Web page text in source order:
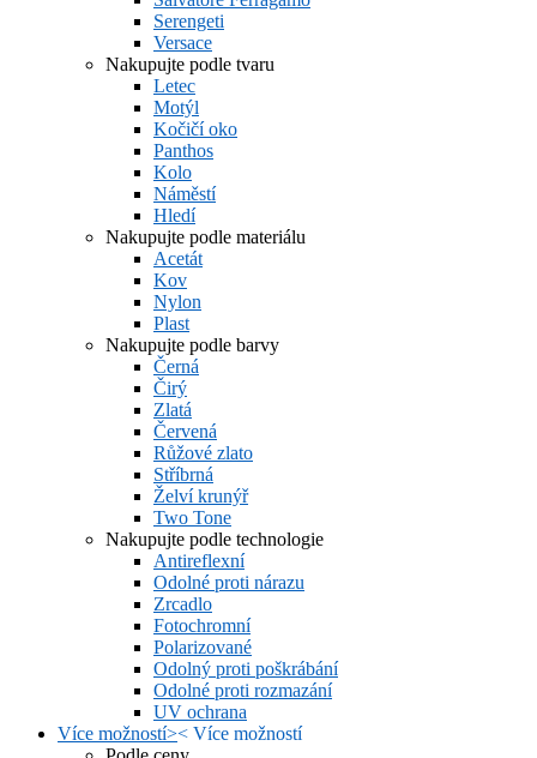
Serengeti
Versace
Nakupujte podle tvaru
Letec
Motýl
Kočičí oko
Panthos
Kolo
Náměstí
Hledí
Nakupujte podle materiálu
Acetát
Kov
Nylon
Plast
Nakupujte podle barvy
Černá
Čirý
Zlatá
Červená
Růžové zlato
Stříbrná
Želví krunýř
Two Tone
Nakupujte podle technologie
Antireflexní
Odolné proti nárazu
Zrcadlo
Fotochromní
Polarizované
Odolný proti poškrábání
Odolné proti rozmazání
UV ochrana
Více možností>< Více možností